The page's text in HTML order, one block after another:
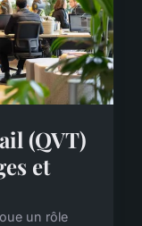
(QVT)
et
un rôle